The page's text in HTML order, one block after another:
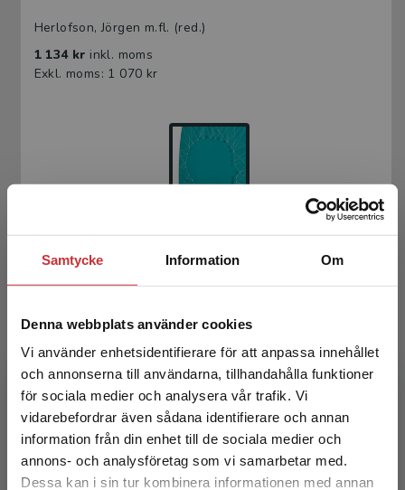
Samtycke Information Om
Denna webbplats använder cookies
Vi använder enhetsidentifierare för att anpassa innehållet
och annonserna till användarna, tillhandahålla funktioner
för sociala medier och analysera vår trafik. Vi
vidarebefordrar även sådana identifierare och annan
information från din enhet till de sociala medier och
annons- och analysföretag som vi samarbetar med.
Dessa kan i sin tur kombinera informationen med annan
Begränsad fraktregion
Herlofson, Jörgen m.fl. (red.)
1 134 kr inkl. moms
Exkl. moms: 1 070 kr
Herlofson, Jörgen m.fl. (red.)
722 krinkl. moms
Exkl. moms: 681 kr